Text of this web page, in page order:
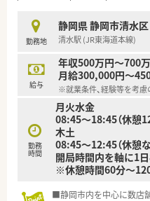
サポートしています。
■残業少なめで、プライ
勤務地
静岡県 静岡市清水区
清水駅 (JR東海道本線)
給与
年収500万円～700
月給300,000円～
※就業条件、経験等を考慮
勤務
時間
月火水金
08:45～18:45（休憩
木土
08:45～12:45（休憩な
開局時間内を軸に1
※休憩時間60分～
■静岡市内を中心に数店